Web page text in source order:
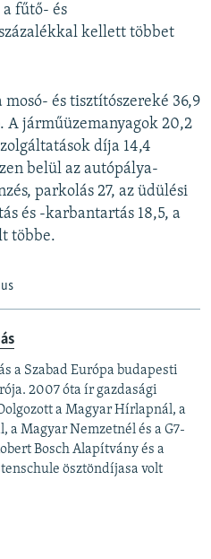
a fűtő- és
kellett többet
és tisztítószereké 36,9
A járműüzemanyagok 20,2
díja 14,4
belül az autópálya-
parkolás 27, az üdülési
és -karbantartás 18,5, a
többe.
a Szabad Európa budapesti
2007 óta ír gazdasági
a Magyar Hírlapnál, a
a Magyar Nemzetnél és a G7-
Bosch Alapítvány és a
ösztöndíjasa volt